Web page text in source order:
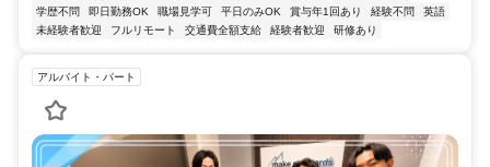
学歴不問
即日勤務OK 職場見学可 平日のみOK 賞与年1回あり 経験不問
英語
未経験者歓迎
フルリモート 交通費全額支給 経験者歓迎 研修あり
アルバイト・パート